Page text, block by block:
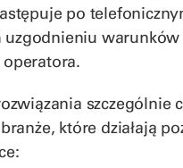
po
warunków
szczególnie
które działają